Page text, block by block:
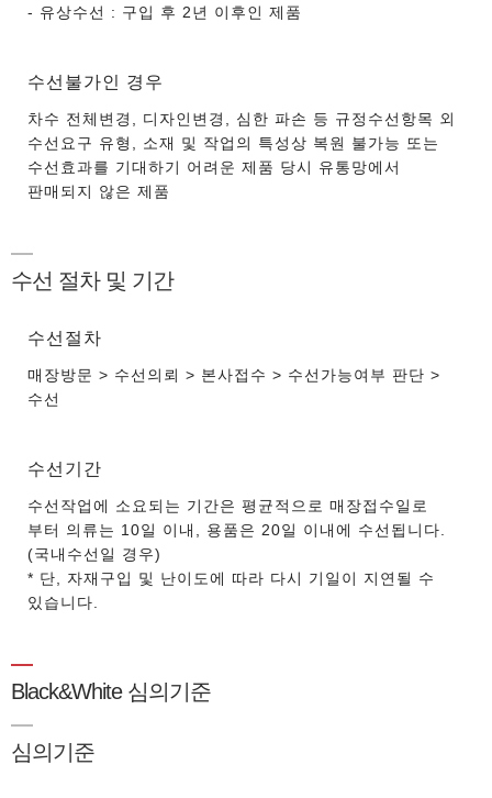
- 유상수선 : 구입 후 2년 이후인 제품
수선불가인 경우
차수 전체변경, 디자인변경, 심한 파손 등 규정수선항목 외
수선요구 유형, 소재 및 작업의 특성상 복원 불가능 또는
수선효과를 기대하기 어려운 제품 당시 유통망에서
판매되지 않은 제품
수선 절차 및 기간
수선절차
매장방문 > 수선의뢰 > 본사접수 > 수선가능여부 판단 >
수선
수선기간
수선작업에 소요되는 기간은 평균적으로 매장접수일로
부터 의류는 10일 이내, 용품은 20일 이내에 수선됩니다.
(국내수선일 경우)
* 단, 자재구입 및 난이도에 따라 다시 기일이 지연될 수
있습니다.
Black&White 심의기준
심의기준